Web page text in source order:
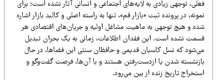
توجهی زیادی به لایه‌های اجتماعی و انسانی آثار نشده است؛ برای
در پرونده ثبت «بازار قم»، تنها به راسته اصلی و کالبد بازار اشاره
و هیچ توجهی به ماهیت مشاغل اولیه و جریان‌های اقتصادی هر
نشده است. این فقدان اطلاعات، زمانی به یک بحران تبدیل
که نسل کاسبان قدیمی و حافظان سنتی این فضاها، در حال
شدن یا ازدست‌رفتن هستند و با آن‌ها، فرصت گفت‌وگو و
تاریخ زنده از بین می‌رود.